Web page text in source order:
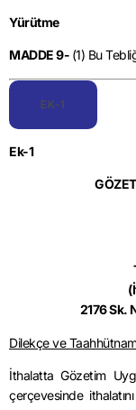
Yürütme
MADDE 9- (1) Bu
EK-1
Ek-1
2176 Sk.
Dilekçe ve
İthalatta Gözetim
çerçevesinde